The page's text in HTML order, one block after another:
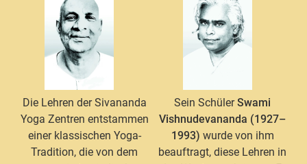
Die Lehren der Sivananda
Yoga Zentren entstammen
einer klassischen Yoga-
Tradition, die von dem
Sein SchülerSwami
Vishnudevananda (1927–
1993) wurde von ihm
beauftragt, diese Lehren in